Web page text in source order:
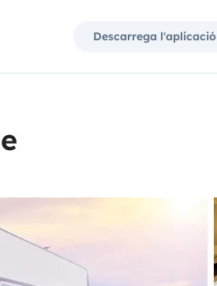
Descarrega l'aplicació